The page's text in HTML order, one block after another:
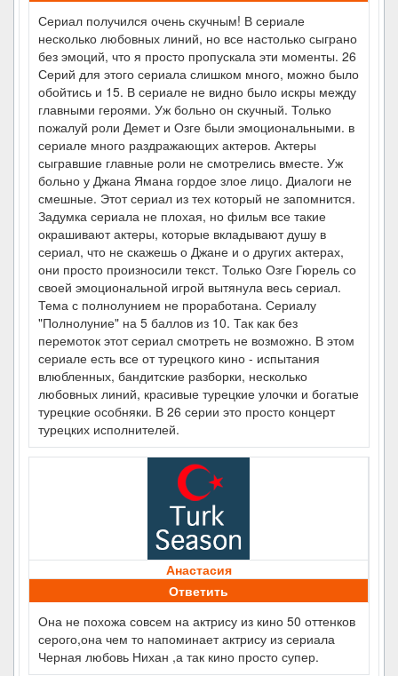
Сериал получился очень скучным! В сериале
несколько любовных линий, но все настолько сыграно
без эмоций, что я просто пропускала эти моменты. 26
Серий для этого сериала слишком много, можно было
обойтись и 15. В сериале не видно было искры между
главными героями. Уж больно он скучный. Только
пожалуй роли Демет и Озге были эмоциональными. в
сериале много раздражающих актеров. Актеры
сыгравшие главные роли не смотрелись вместе. Уж
больно у Джана Ямана гордое злое лицо. Диалоги не
смешные. Этот сериал из тех который не запомнится.
Задумка сериала не плохая, но фильм все такие
окрашивают актеры, которые вкладывают душу в
сериал, что не скажешь о Джане и о других актерах,
они просто произносили текст. Только Озге Гюрель со
своей эмоциональной игрой вытянула весь сериал.
Тема с полнолунием не проработана. Сериалу
"Полнолуние" на 5 баллов из 10. Так как без
перемоток этот сериал смотреть не возможно. В этом
сериале есть все от турецкого кино - испытания
влюбленных, бандитские разборки, несколько
любовных линий, красивые турецкие улочки и богатые
турецкие особняки. В 26 серии это просто концерт
турецких исполнителей.
Анастасия
Ответить
Она не похожа совсем на актрису из кино 50 оттенков
серого,она чем то напоминает актрису из сериала
Черная любовь Нихан ,а так кино просто супер.